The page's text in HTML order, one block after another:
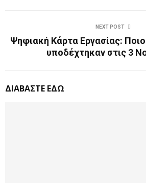
NEXT POST
Ψηφιακή Κάρτα Εργασίας:
υποδέχτηκαν στις 3
ΔΙΑΒΑΣΤΕ ΕΔΩ